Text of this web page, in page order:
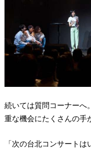
続いては質問コーナーへ
重な機会にたくさんの手
「次の台北コンサート